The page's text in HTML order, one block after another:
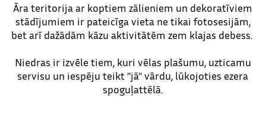
Āra teritorija ar koptiem zālieniem un dekoratīviem
stādījumiem ir pateicīga vieta ne tikai fotosesijām,
bet arī dažādām kāzu aktivitātēm zem klajas debess.
Niedras ir izvēle tiem, kuri vēlas plašumu, uzticamu
servisu un iespēju teikt "jā" vārdu, lūkojoties ezera
spoguļattēlā.